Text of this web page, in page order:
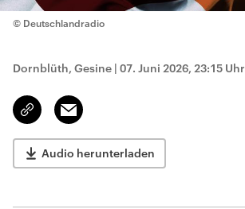
© Deutschlandradio
Dornblüth, Gesine | 07. Juni 2026, 23:15 Uhr
Link
kopieren/teilen
Email
Audio herunterladen